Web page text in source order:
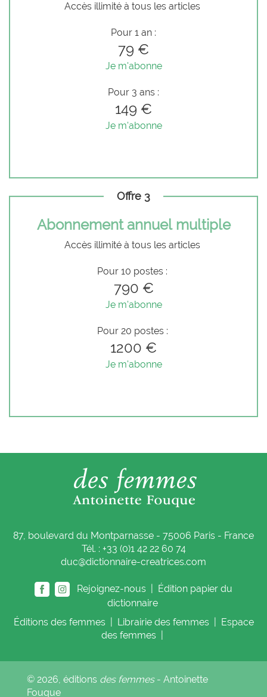
Accès illimité à tous les articles
Pour 1 an :
79 €
Je m'abonne
Pour 3 ans :
149 €
Je m'abonne
Offre 3
Abonnement annuel multiple
Accès illimité à tous les articles
Pour 10 postes :
790 €
Je m'abonne
Pour 20 postes :
1200 €
Je m'abonne
87, boulevard du Montparnasse - 75006 Paris - France
Tél. : +33 (0)1 42 22 60 74
duc@dictionnaire-creatrices.com
Rejoignez-nous |
Édition papier du
dictionnaire
Éditions des femmes Librairie des femmes
Espace
des femmes
© 2026, éditions des femmes- Antoinette
Fouque